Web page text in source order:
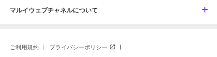
マルイウェブチャネルについて
ご利用規約 プライバシーポリシー